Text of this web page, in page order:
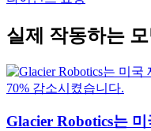
실제 작동하는 모
Glacier Robotics는